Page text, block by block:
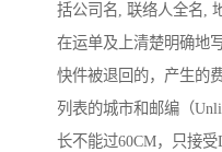
括公司名, 联络人全名,
在运单及上清楚明确地
快件被退回的，产生的
列表的城市和邮编（
长不能过60CM，只接